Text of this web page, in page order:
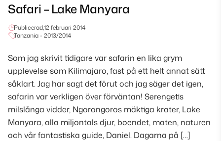
Safari – Lake Manyara
Publicerad,12 februari 2014
Tanzania - 2013/2014
Som jag skrivit tidigare var safarin en lika grym
upplevelse som Kilimajaro, fast på ett helt annat sätt
såklart. Jag har sagt det förut och jag säger det igen,
safarin var verkligen över förväntan! Serengetis
milslånga vidder, Ngorongoros mäktiga krater, Lake
Manyara, alla miljontals djur, boendet, maten, naturen
och vår fantastiska guide, Daniel. Dagarna på […]